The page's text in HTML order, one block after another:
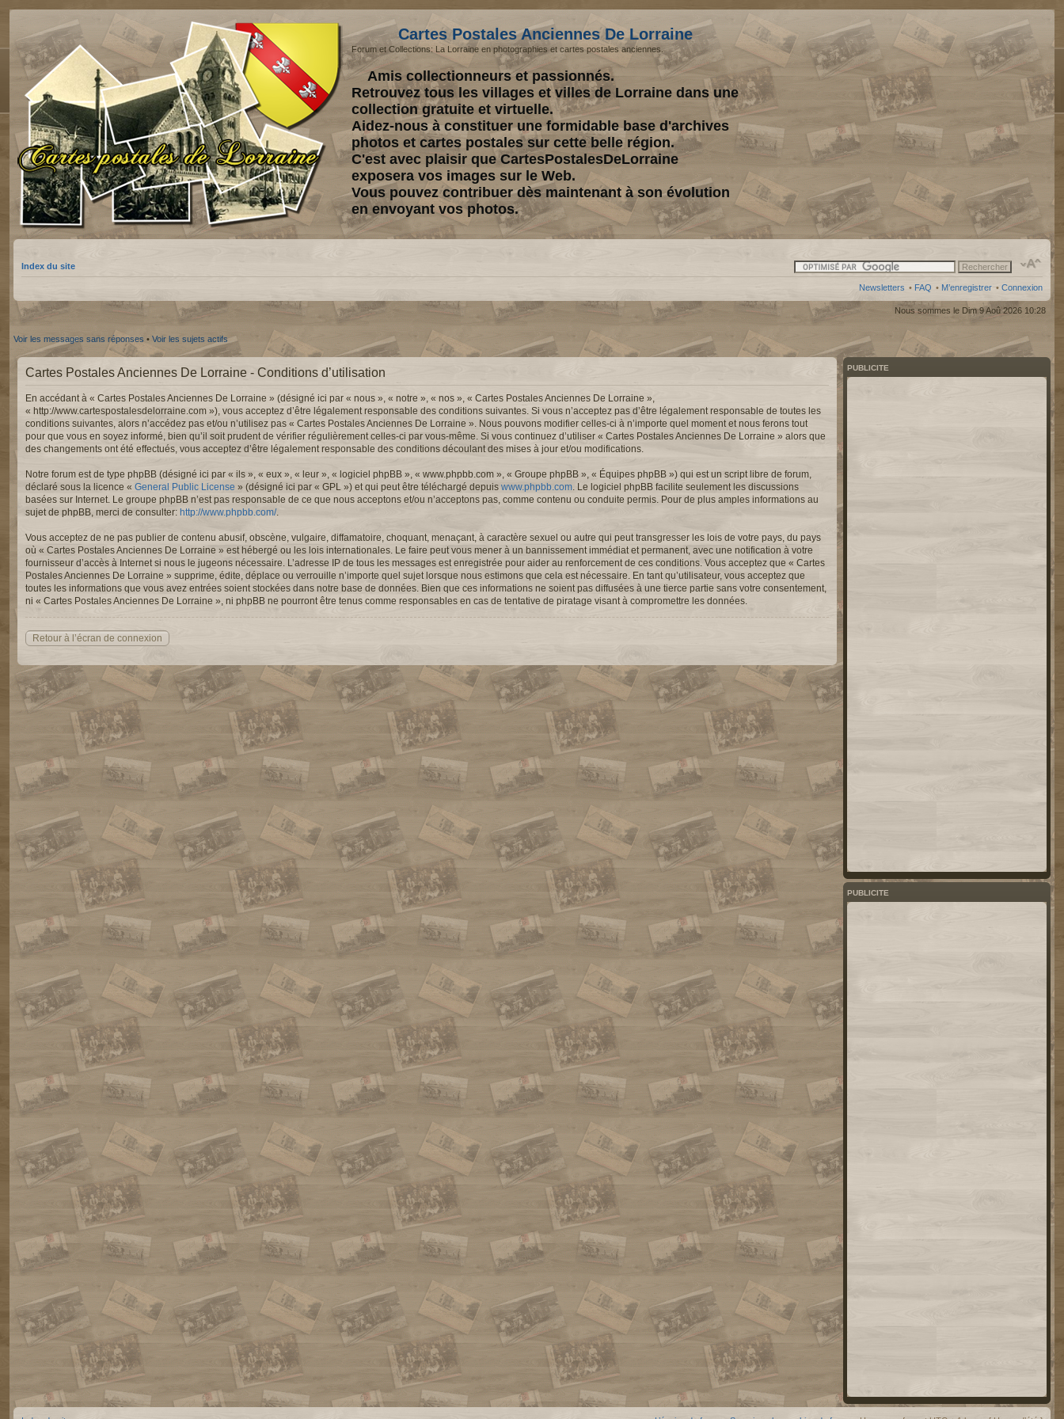
Cartes Postales Anciennes De Lorraine
Forum et Collections: La Lorraine en photographies et cartes postales anciennes.
Amis collectionneurs et passionnés.
Retrouvez tous les villages et villes de Lorraine dans une
collection gratuite et virtuelle.
Aidez-nous à constituer une formidable base d'archives
photos et cartes postales sur cette belle région.
C'est avec plaisir que CartesPostalesDeLorraine
exposera vos images sur le Web.
Vous pouvez contribuer dès maintenant à son évolution
en envoyant vos photos.
Index du site
Newsletters • FAQ • M’enregistrer • Connexion
Nous sommes le Dim 9 Aoû 2026 10:28
Voir les messages sans réponses • Voir les sujets actifs
Cartes Postales Anciennes De Lorraine - Conditions d’utilisation
En accédant à « Cartes Postales Anciennes De Lorraine » (désigné ici par « nous », « notre », « nos », « Cartes Postales Anciennes De Lorraine »,
« http://www.cartespostalesdelorraine.com »), vous acceptez d’être légalement responsable des conditions suivantes. Si vous n’acceptez pas d’être légalement responsable de toutes les
conditions suivantes, alors n’accédez pas et/ou n’utilisez pas « Cartes Postales Anciennes De Lorraine ». Nous pouvons modifier celles-ci à n’importe quel moment et nous ferons tout
pour que vous en soyez informé, bien qu’il soit prudent de vérifier régulièrement celles-ci par vous-même. Si vous continuez d’utiliser « Cartes Postales Anciennes De Lorraine » alors que
des changements ont été effectués, vous acceptez d’être légalement responsable des conditions découlant des mises à jour et/ou modifications.
Notre forum est de type phpBB (désigné ici par « ils », « eux », « leur », « logiciel phpBB », « www.phpbb.com », « Groupe phpBB », « Équipes phpBB ») qui est un script libre de forum,
déclaré sous la licence « General Public License » (désigné ici par « GPL ») et qui peut être téléchargé depuis www.phpbb.com . Le logiciel phpBB facilite seulement les discussions
basées sur Internet. Le groupe phpBB n’est pas responsable de ce que nous acceptons et/ou n’acceptons pas, comme contenu ou conduite permis. Pour de plus amples informations au
sujet de phpBB, merci de consulter: http://www.phpbb.com/.
Vous acceptez de ne pas publier de contenu abusif, obscène, vulgaire, diffamatoire, choquant, menaçant, à caractère sexuel ou autre qui peut transgresser les lois de votre pays, du pays
où « Cartes Postales Anciennes De Lorraine » est hébergé ou les lois internationales. Le faire peut vous mener à un bannissement immédiat et permanent, avec une notification à votre
fournisseur d’accès à Internet si nous le jugeons nécessaire. L’adresse IP de tous les messages est enregistrée pour aider au renforcement de ces conditions. Vous acceptez que « Cartes
Postales Anciennes De Lorraine » supprime, édite, déplace ou verrouille n’importe quel sujet lorsque nous estimons que cela est nécessaire. En tant qu’utilisateur, vous acceptez que
toutes les informations que vous avez entrées soient stockées dans notre base de données. Bien que ces informations ne soient pas diffusées à une tierce partie sans votre consentement,
ni « Cartes Postales Anciennes De Lorraine », ni phpBB ne pourront être tenus comme responsables en cas de tentative de piratage visant à compromettre les données.
Retour à l’écran de connexion
PUBLICITE
PUBLICITE